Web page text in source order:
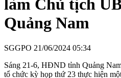
làm Chủ tịch
Quảng Nam
SGGPO 21/06/2024 05:34
Sáng 21-6, HĐND tỉnh Quảng
tổ chức kỳ họp thứ 23 thực hiện